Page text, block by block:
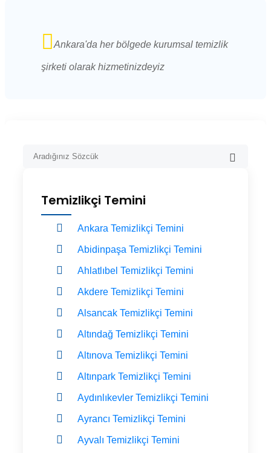
Ankara'da her bölgede kurumsal temizlik
şirketi olarak hizmetinizdeyiz
Temizlikçi Temini
Ankara Temizlikçi Temini
Abidinpaşa Temizlikçi Temini
Ahlatlıbel Temizlikçi Temini
Akdere Temizlikçi Temini
Alsancak Temizlikçi Temini
Altındağ Temizlikçi Temini
Altınova Temizlikçi Temini
Altınpark Temizlikçi Temini
Aydınlıkevler Temizlikçi Temini
Ayrancı Temizlikçi Temini
Ayvalı Temizlikçi Temini